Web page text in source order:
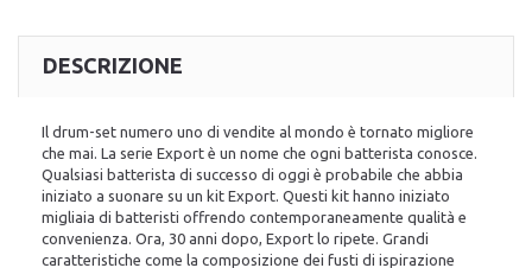
DESCRIZIONE
Il drum-set numero uno di vendite al mondo è tornato migliore
che mai. La serie Export è un nome che ogni batterista conosce.
Qualsiasi batterista di successo di oggi è probabile che abbia
iniziato a suonare su un kit Export. Questi kit hanno iniziato
migliaia di batteristi offrendo contemporaneamente qualità e
convenienza. Ora, 30 anni dopo, Export lo ripete. Grandi
caratteristiche come la composizione dei fusti di ispirazione